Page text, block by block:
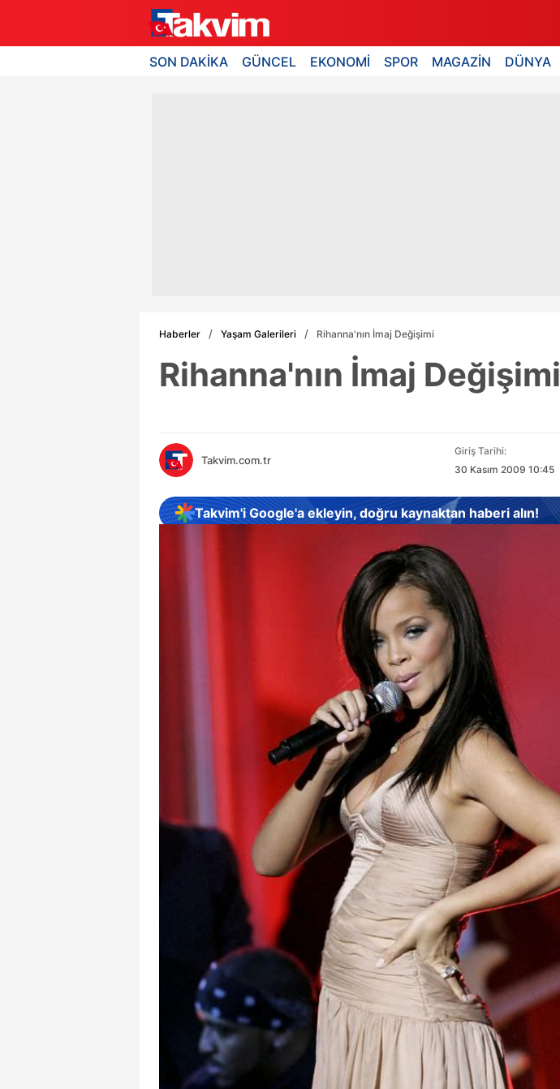
SON DAKİKA GÜNCEL EKONOMİ SPOR MAGAZİN DÜNYA
Haberler Yaşam Galerileri Rihanna'nın İmaj Değişimi
Rihanna'nın İmaj Değişimi
Takvim.com.tr
Giriş Tarihi:
30 Kasım 2009 10:45
Takvim'i Google'a ekleyin, doğru kaynaktan haberi alın!